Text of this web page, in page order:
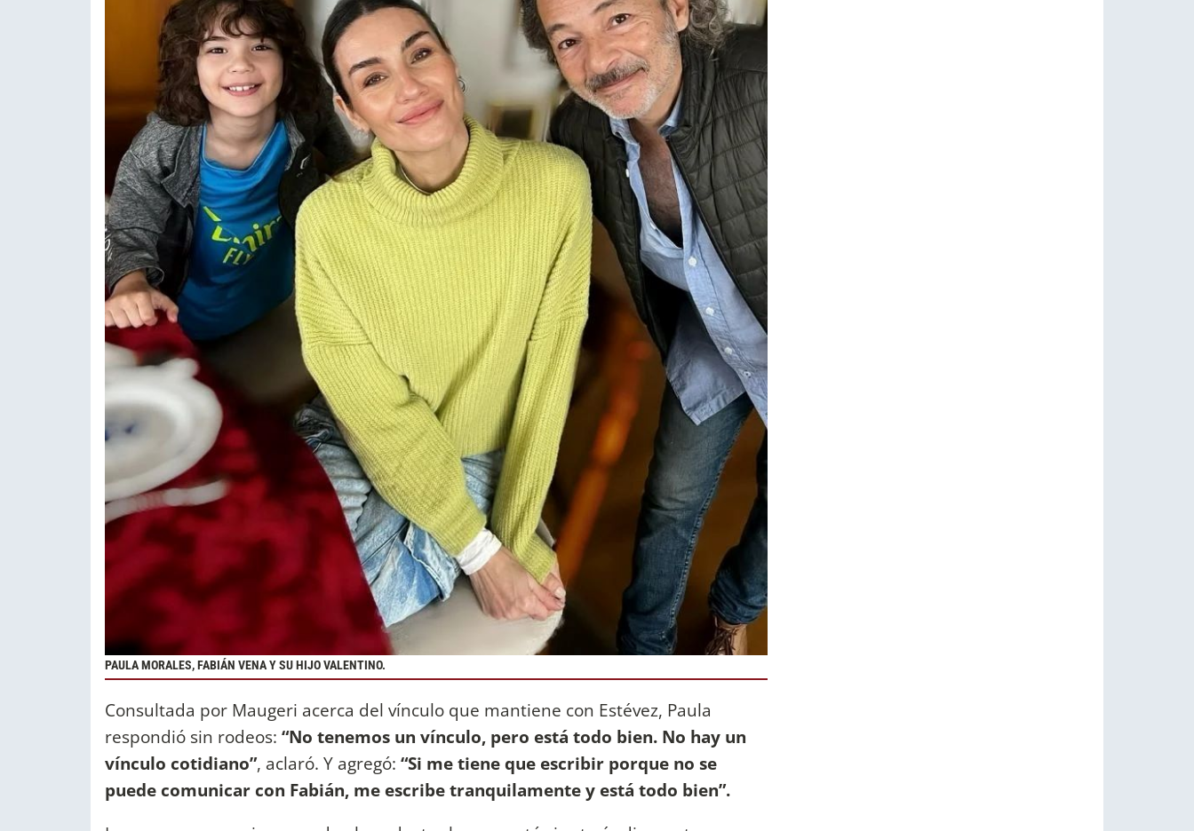
PAULA MORALES, FABIÁN VENA Y SU HIJO VALENTINO.
Consultada por Maugeri acerca del vínculo que mantiene con Estévez, Paula
respondió sin rodeos: “No tenemos un vínculo, pero está todo bien. No hay un
vínculo cotidiano”, aclaró. Y agregó: “Si me tiene que escribir porque no se
puede comunicar con Fabián, me escribe tranquilamente y está todo bien”.